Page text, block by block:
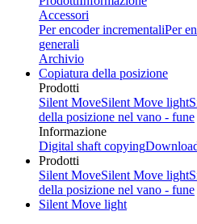
Accessori
Per encoder incrementaliPer
generali
Archivio
Copiatura della posizione
Prodotti
Silent MoveSilent Move light
della posizione nel vano - fune
Informazione
Digital shaft copying
Prodotti
Silent MoveSilent Move light
della posizione nel vano - fune
Silent Move light